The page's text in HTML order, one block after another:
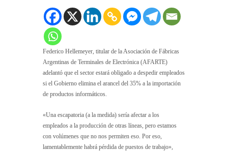
Federico Hellemeyer, titular de la Asociación de Fábricas
Argentinas de Terminales de Electrónica (AFARTE)
adelantó que el sector estará obligado a despedir empleados
si el Gobierno elimina el arancel del 35% a la importación
de productos informáticos.
«Una escapatoria (a la medida) sería afectar a los
empleados a la producción de otras líneas, pero estamos
con volúmenes que no nos permiten eso. Por eso,
lamentablemente habrá pérdida de puestos de trabajo»,